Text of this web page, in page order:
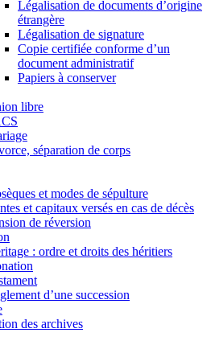
Légalisation de documents d’origine
étrangère
Légalisation de signature
Copie certifiée conforme d’un
document administratif
Papiers à conserver
libre
séparation de corps
et modes de sépulture
et capitaux versés en cas de décès
de réversion
: ordre et droits des héritiers
d’une succession
des archives